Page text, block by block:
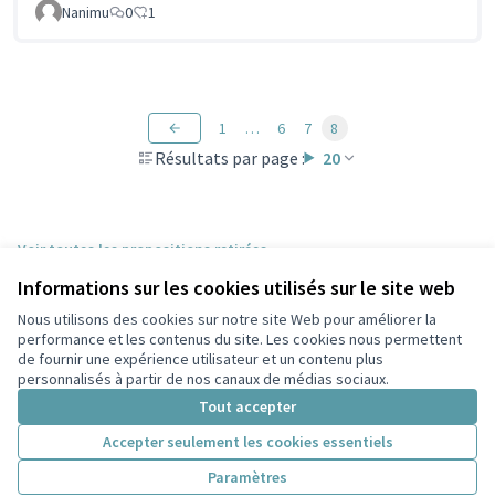
Informations sur les cookies utilisés sur le site web
Nous utilisons des cookies sur notre site Web pour améliorer la
performance et les contenus du site. Les cookies nous permettent
de fournir une expérience utilisateur et un contenu plus
personnalisés à partir de nos canaux de médias sociaux.
Tout accepter
Accepter seulement les cookies essentiels
Paramètres
Nanimu
0 1
Résultats par page : 20
1 … 6 7 8
Voir toutes les propositions retirées
Conditions d'utilisation
Paramètres des cookies
Participez Villeurbanne sur X
(Lien externe)
Participez Villeurbanne sur Facebook
Participez Villeurbanne sur Instagram
Participez Villeurbanne sur YouTube
(Lien externe)
Site réalisé grâce aulogiciel libre Decidim .
Licence
(Lien